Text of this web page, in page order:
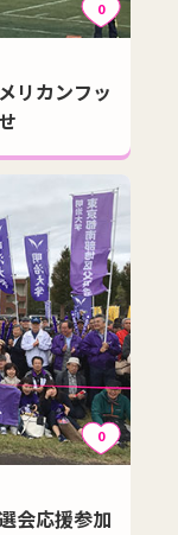
0
リカンフッ
0
会応援参加